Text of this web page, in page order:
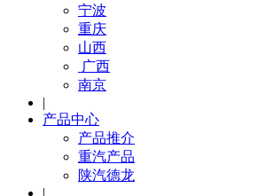
宁波
重庆
山西
广西
南京
|
产品中心
产品推介
重汽产品
陕汽德龙
|